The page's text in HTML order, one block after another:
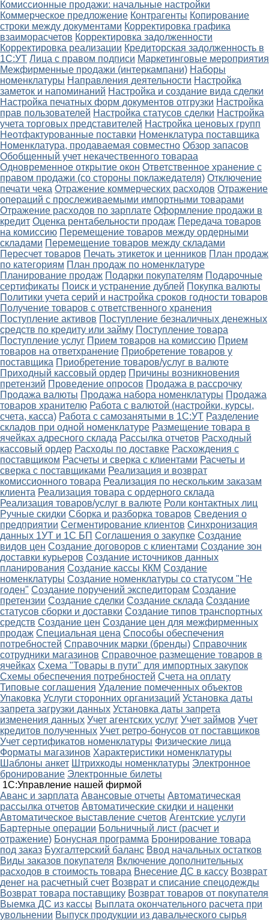
Комиссионные продажи: начальные настройки
Коммерческое предложение Контрагенты Копирование
строки между документами Корректировка графика
взаиморасчетов Корректировка задолженности
Корректировка реализации Кредиторская задолженность в
1С:УТ Лица с правом подписи Маркетинговые мероприятия
Межфирменные продажи (интеркампани) Наборы
номенклатуры Направления деятельности Настройка
заметок и напоминаний Настройка и создание вида сделки
Настройка печатных форм документов отгрузки Настройка
прав пользователей Настройка статусов сделки Настройка
учета торговых представителей Настройка ценовых групп
Неотфактурованные поставки Номенклатура поставщика
Номенклатура, продаваемая совместно Обзор запасов
Обобщенный учет некачественного товараа
Одновременное открытие окон Ответственное хранение с
правом продажи (со стороны поклажедателя) Отключение
печати чека Отражение коммерческих расходов Отражение
операций с прослеживаемыми импортными товарами
Отражение расходов по зарплате Оформление продажи в
кредит Оценка рентабельности продаж Передача товаров
на комиссию Перемещение товаров между ордерными
складами Перемещение товаров между складами
Пересчет товаров Печать этикеток и ценников План продаж
по категориям План продаж по номенклатуре
Планирование продаж Подарки покупателям Подарочные
сертификаты Поиск и устранение дублей Покупка валюты
Политики учета серий и настройка сроков годности товаров
Получение товаров с ответственного хранения
Поступление активов Поступление безналичных денежных
средств по кредиту или займу Поступление товара
Поступление услуг Прием товаров на комиссию Прием
товаров на ответхранение Приобретение товаров у
поставщика Приобретение товаров/услуг в валюте
Приходный кассовый ордер Причины возникновения
претензий Проведение опросов Продажа в рассрочку
Продажа валюты Продажа набора номенклатуры Продажа
товаров хранителю Работа с валютой (настройки, курсы,
счета, касса) Работа с самозанятыми в 1С:УТ Разделение
складов при одной номенклатуре Размещение товара в
ячейках адресного склада Рассылка отчетов Расходный
кассовый ордер Расходы по доставке Расхождения с
поставщиком Расчеты и сверка с клиентами Расчеты и
сверка с поставщиками Реализация и возврат
комиссионного товара Реализация по нескольким заказам
клиента Реализация товара с ордерного склада
Реализация товаров/услуг в валюте Роли контактных лиц
Ручные скидки Сборка и разборка товаров Сведения о
предприятии Сегментирование клиентов Синхронизация
данных 1УТ и 1С БП Соглашения о закупке Создание
видов цен Создание договоров с клиентами Создание зон
доставки курьеров Создание источников данных
планирования Создание кассы ККМ Создание
номенклатуры Создание номенклатуры со статусом "Не
годен" Создание поручений экспедиторам Создание
претензии Создание сделки Создание склада Создание
статусов сборки и доставки Создание типов транспортных
средств Создание цен Создание цен для межфирменных
продаж Специальная цена Способы обеспечения
потребностей Справочник марки (бренды) Справочник
сотрудники магазинов Справочное размещение товаров в
ячейках Схема "Товары в пути" для импортных закупок
Схемы обеспечения потребностей Счета на оплату
Типовые соглашения Удаление помеченных объектов
Упаковка Услуги сторонних организаций Установка даты
запрета загрузки данных Установка даты запрета
изменения данных Учет агентских услуг Учет займов Учет
кредитов полученных Учет ретро-бонусов от поставщиков
Учет сертификатов номенклатуры Физические лица
Форматы магазинов Характеристики номенклатуры
Шаблоны анкет Штрихкоды номенклатуры Электронное
бронирование Электронные билеты
1С:Управление нашей фирмой
Аванс и зарплата Авансовые отчеты Автоматическая
рассылка отчетов Автоматические скидки и наценки
Автоматическое выставление счетов Агентские услуги
Бартерные операции Больничный лист (расчет и
отражение) Бонусная программа Бронирование товара
под заказ Бухгалтерский баланс Ввод начальных остатков
Виды заказов покупателя Включение дополнительных
расходов в стоимость товара Внесение ДС в кассу Возврат
денег на расчетный счет Возврат и списание спецодежды
Возврат товара поставщику Возврат товаров от покупателя
Выемка ДС из кассы Выплата окончательного расчета при
увольнении Выпуск продукции из давальческого сырья